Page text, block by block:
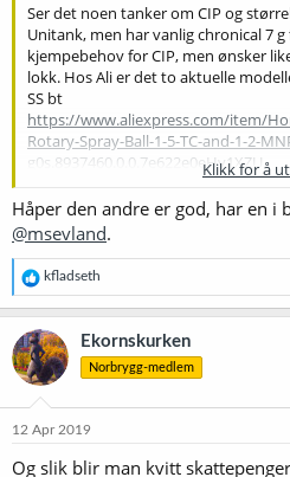
Ser det noen tanker om CIP og
Unitank, men har vanlig chronical 7
kjempebehov for CIP, men ønsker
lokk. Hos Ali er det to aktuelle
SS bt
https://www.aliexpress.com/item/
Rotary-Spray-Ball-1-5-TC-and-1-2-
g0s.8937460.0.0.7e622e0eHv1XZU
Den andre er ferdig med TC kobling,
mm og adskillig større behov for
US $19.0 |Tri Clamp 1.5in. (50.5mm)
Rotating CIP Spray Ball Tri Clover
Fittings from Home Improvement on
Group
Den største blir trang og trenger
billigere også mtp at microball-
overgang.
Noen tanker?
Klikk for å
Håper den andre er god, har en i
@msevland.
R
e
a
k
s
j
o
e
:
kfladseth
Ekornskurken
Norbrygg-medlem
12 Apr 2019
Og slik blir man kvitt